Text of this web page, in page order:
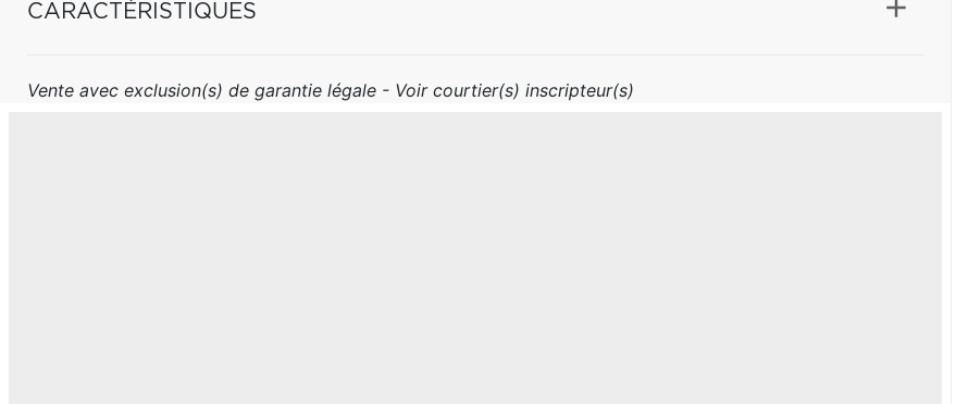
CARACTÉRISTIQUES
Vente avec exclusion(s) de garantie légale - Voir courtier(s) inscripteur(s)